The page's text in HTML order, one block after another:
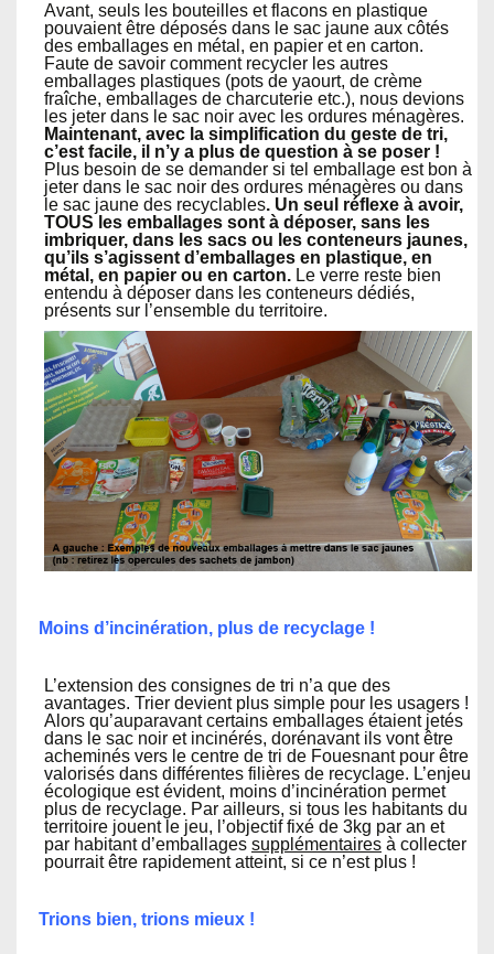
Avant, seuls les bouteilles et flacons en plastique
pouvaient être déposés dans le sac jaune aux côtés
des emballages en métal, en papier et en carton.
Faute de savoir comment recycler les autres
emballages plastiques (pots de yaourt, de crème
fraîche, emballages de charcuterie etc.), nous devions
les jeter dans le sac noir avec les ordures ménagères.
Maintenant, avec la simplification du geste de tri,
c’est facile, il n’y a plus de question à se poser !
Plus besoin de se demander si tel emballage est bon à
jeter dans le sac noir des ordures ménagères ou dans
le sac jaune des recyclables. Un seul réflexe à avoir,
TOUS les emballages sont à déposer, sans les
imbriquer, dans les sacs ou les conteneurs jaunes,
qu’ils s’agissent d’emballages en plastique, en
métal, en papier ou en carton. Le verre reste bien
entendu à déposer dans les conteneurs dédiés,
présents sur l’ensemble du territoire.
Moins d’incinération, plus de recyclage !
L’extension des consignes de tri n’a que des
avantages. Trier devient plus simple pour les usagers !
Alors qu’auparavant certains emballages étaient jetés
dans le sac noir et incinérés, dorénavant ils vont être
acheminés vers le centre de tri de Fouesnant pour être
valorisés dans différentes filières de recyclage. L’enjeu
écologique est évident, moins d’incinération permet
plus de recyclage. Par ailleurs, si tous les habitants du
territoire jouent le jeu, l’objectif fixé de 3kg par an et
par habitant d’emballages supplémentaires à collecter
pourrait être rapidement atteint, si ce n’est plus !
Trions bien, trions mieux !